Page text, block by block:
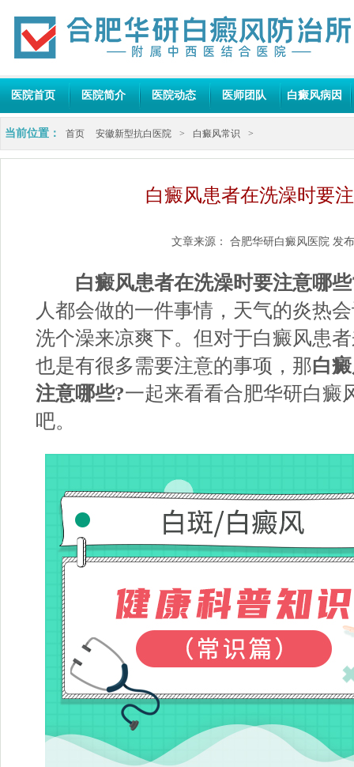
医院首页 医院简介 医院动态 医师团队 白癜风病因
当前位置： 首页 安徽新型抗白医院 > 白癜风常识 >
白癜风患者在洗澡时要
文章来源： 合肥华研白癜风医院 发
白癜风患者在洗澡时要注意哪
人都会做的一件事情，天气的炎热
洗个澡来凉爽下。但对于白癜风患
也是有很多需要注意的事项，那白
注意哪些?一起来看看合肥华研白癜
吧。